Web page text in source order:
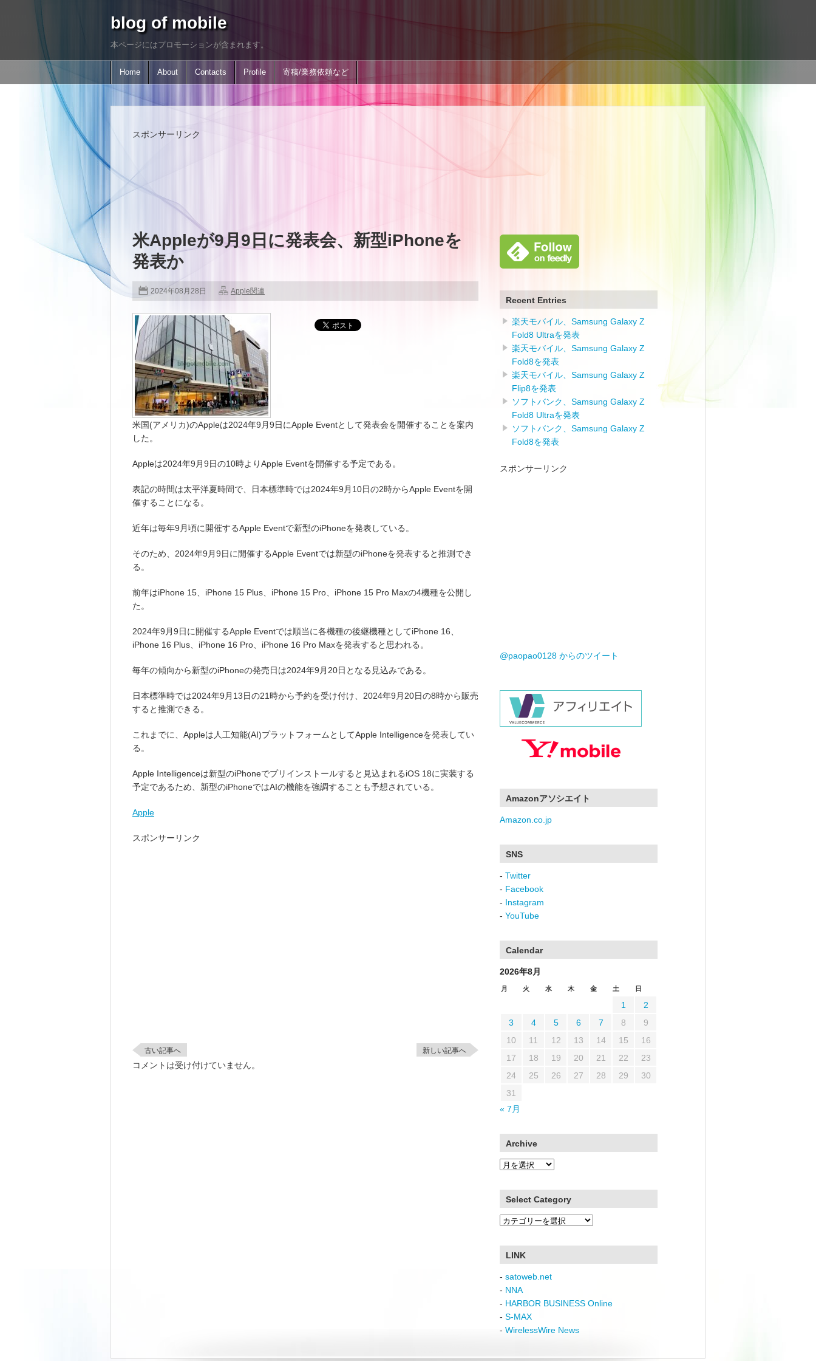
blog of mobile
本ページにはプロモーションが含まれます。
Home About Contacts Profile 寄稿/業務依頼など
スポンサーリンク
米Appleが9月9日に発表会、新型iPhoneを
発表か
2024年08月28日 Apple関連
米国(アメリカ)のAppleは2024年9月9日にApple Eventとして発表会を開催することを案内
した。
Appleは2024年9月9日の10時よりApple Eventを開催する予定である。
表記の時間は太平洋夏時間で、日本標準時では2024年9月10日の2時からApple Eventを開
催することになる。
近年は毎年9月頃に開催するApple Eventで新型のiPhoneを発表している。
そのため、2024年9月9日に開催するApple Eventでは新型のiPhoneを発表すると推測でき
る。
前年はiPhone 15、iPhone 15 Plus、iPhone 15 Pro、iPhone 15 Pro Maxの4機種を公開し
た。
2024年9月9日に開催するApple Eventでは順当に各機種の後継機種としてiPhone 16、
iPhone 16 Plus、iPhone 16 Pro、iPhone 16 Pro Maxを発表すると思われる。
毎年の傾向から新型のiPhoneの発売日は2024年9月20日となる見込みである。
日本標準時では2024年9月13日の21時から予約を受け付け、2024年9月20日の8時から販売
すると推測できる。
これまでに、Appleは人工知能(AI)プラットフォームとしてApple Intelligenceを発表してい
る。
Apple Intelligenceは新型のiPhoneでプリインストールすると見込まれるiOS 18に実装する
予定であるため、新型のiPhoneではAIの機能を強調することも予想されている。
Apple
スポンサーリンク
古い記事へ 新しい記事へ
コメントは受け付けていません。
Recent Entries
楽天モバイル、Samsung Galaxy Z
Fold8 Ultraを発表
楽天モバイル、Samsung Galaxy Z
Fold8を発表
楽天モバイル、Samsung Galaxy Z
Flip8を発表
ソフトバンク、Samsung Galaxy Z
Fold8 Ultraを発表
ソフトバンク、Samsung Galaxy Z
Fold8を発表
スポンサーリンク
@paopao0128 からのツイート
Amazonアソシエイト
Amazon.co.jp
SNS
- Twitter
- Facebook
- Instagram
- YouTube
Calendar
2026年8月
月 火 水 木 金 土 日
1
2
3
4 5 6 7 8
9
10
11 12 13 14 15
16
17
18 19 20 21 22
23
24
25 26 27 28 29
30
31
« 7月
Archive
Archive
Select Category
Select
LINK
- satoweb.net
- NNA
- HARBOR BUSINESS Online
- S-MAX
- WirelessWire News